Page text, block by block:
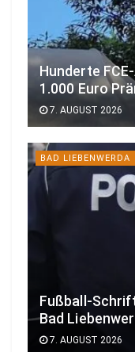
Hunderte
1.000 Euro
7. AUGUST 2026
BAD LIEBENWERDA
Fußball-
Bad
7. AUGUST 2026